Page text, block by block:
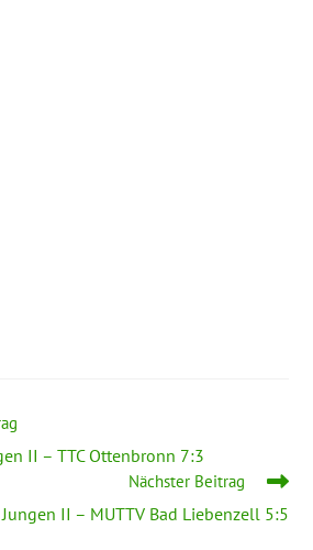
II – TTC Ottenbronn 7:3
Nächster Beitrag
II – MUTTV Bad Liebenzell 5:5